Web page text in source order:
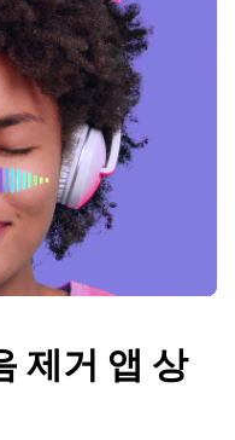
제거 앱 상